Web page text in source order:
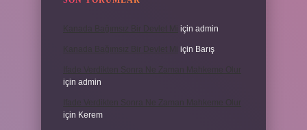
için admin
için Barış
için admin
için Kerem